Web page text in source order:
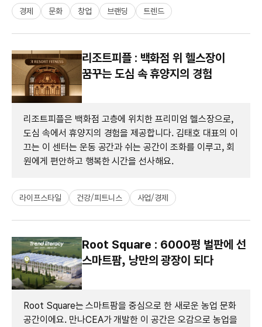
경제 문화 창업 브랜딩 트렌드
리조트피플 : 백화점 위 헬스장이
꿈꾸는 도심 속 휴양지의 경험
리조트피플은 백화점 고층에 위치한 프리미엄 헬스장으로,
도심 속에서 휴양지의 경험을 제공합니다. 김태호 대표의 이
끄는 이 센터는 운동 공간과 쉬는 공간이 조화를 이루고, 회
원에게 편안하고 행복한 시간을 선사해요.
라이프스타일 건강/피트니스 사업/경제
Root Square : 6000평 벌판에 선
스마트팜, 낭만의 광장이 되다
Root Square는 스마트팜을 중심으로 한 새로운 농업 문화
공간이에요. 만나CEA가 개발한 이 공간은 오감으로 농업을